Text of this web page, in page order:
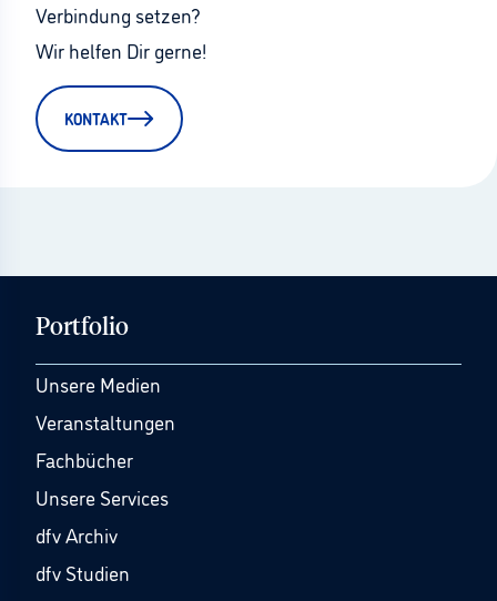
Verbindung setzen?
Wir helfen Dir gerne!
KONTAKT
Portfolio
Unsere Medien
Veranstaltungen
Fachbücher
Unsere Services
dfv Archiv
dfv Studien